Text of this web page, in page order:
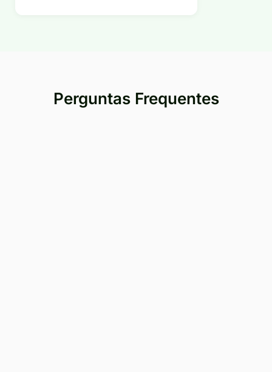
Perguntas Frequentes